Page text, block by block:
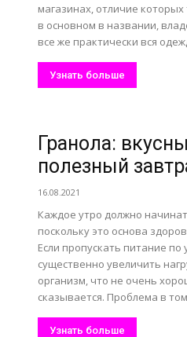
магазинах, отличие
в основном в названии,
все же практически вся
Узнать больше
Гранола:
полезный
16.08.2021
Каждое утро должно
поскольку это основа
Если пропускать питание
существенно увеличить
организм, что не очень
сказывается. Проблема в
Узнать больше